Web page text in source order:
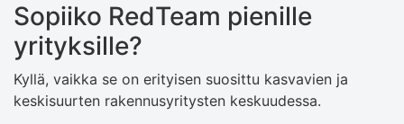
Sopiiko RedTeam pienille
yrityksille?
Kyllä, vaikka se on erityisen suosittu kasvavien ja
keskisuurten rakennusyritysten keskuudessa.